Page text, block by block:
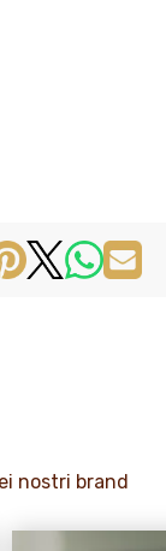
nostri brand